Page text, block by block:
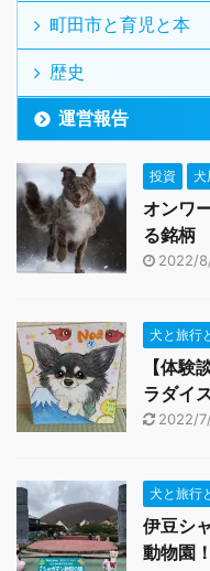
町田市と育児と本
歴史
運営報告
投資 犬
オンワ
る銘柄
2022/
犬と旅行
【体験
ラダイ
2022/
犬と旅行
伊豆シ
動物園